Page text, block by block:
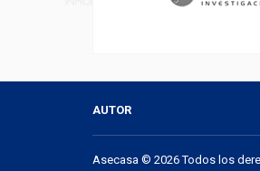
AUTOR
Asecasa © 2026 Todos los